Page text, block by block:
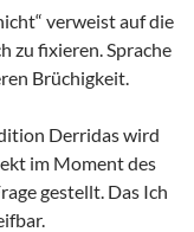
verweist auf die
zu fixieren. Sprache
Brüchigkeit.
Derridas wird
im Moment des
gestellt. Das Ich